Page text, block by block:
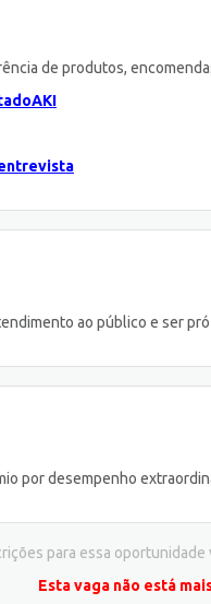
de produtos,
ao público e ser
por desempenho
para essa oportunidade
Esta vaga não está